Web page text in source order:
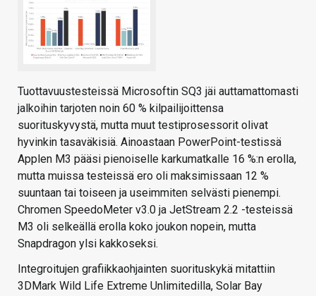
Tuottavuustesteissä Microsoftin SQ3 jäi auttamattomasti
jalkoihin tarjoten noin 60 % kilpailijoittensa
suorituskyvystä, mutta muut testiprosessorit olivat
hyvinkin tasaväkisiä. Ainoastaan PowerPoint-testissä
Applen M3 pääsi pienoiselle karkumatkalle 16 %:n erolla,
mutta muissa testeissä ero oli maksimissaan 12 %
suuntaan tai toiseen ja useimmiten selvästi pienempi.
Chromen SpeedoMeter v3.0 ja JetStream 2.2 -testeissä
M3 oli selkeällä erolla koko joukon nopein, mutta
Snapdragon ylsi kakkoseksi.
Integroitujen grafiikkaohjainten suorituskykä mitattiin
3DMark Wild Life Extreme Unlimitedilla, Solar Bay